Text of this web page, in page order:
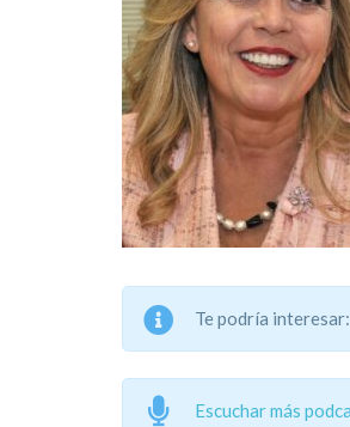
Te podría interesar:
Escuchar más